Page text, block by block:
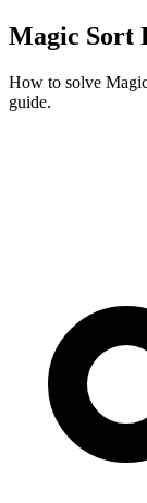
Magic Sort
How to solve
guide.